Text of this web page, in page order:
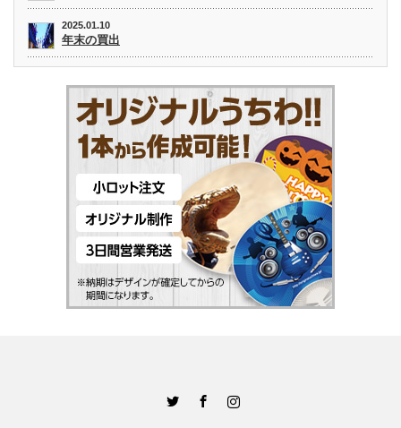
2025.01.10
年末の買出